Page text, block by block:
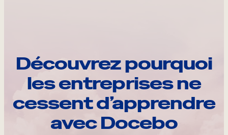
Découvrez pourquoi
les entreprises ne
cessent d’apprendre
avec Docebo